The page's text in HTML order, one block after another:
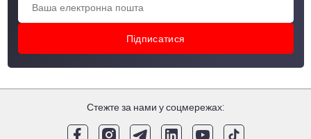
використовувати для своїх МСЦ звичну назву «металобаза»,
оскільки вона зрозуміла більшості клієнтів і спрощує
місті Калинівка
Металобаза Калинівка має широкий асортимент
Стежте за нами у соцмережах: